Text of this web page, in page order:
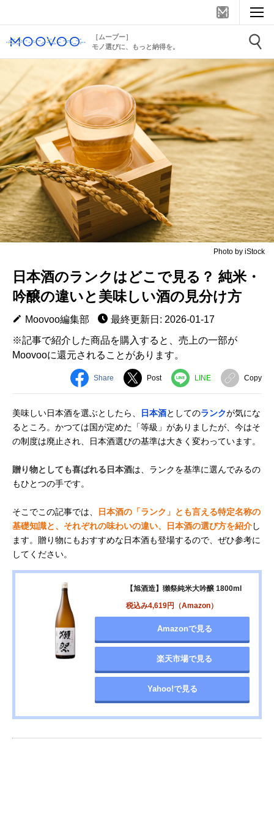
［ムーブー］
モノ選びに、もっと納得を。
Photo by iStock
日本酒のランクはどこで見る？ 純米・
吟醸の違いと美味しい酒の見分け方
Moovoo編集部
最終更新日: 2026-01-17
※記事で紹介した商品を購入すると、売上の一部が
Moovooに還元されることがあります。
Share Post LINE Copy
美味しい日本酒を選ぶとしたら、 日本酒としてのランクが気にな
るところ。かつては国が定めた「等級」がありましたが、今はそ
の制度は廃止され、日本酒選びの基準は大きく変わっています。
贈り物としても喜ばれる日本酒は、ランクを基準に選んでみるの
もひとつの手です。
そこでこの記事では、
日本酒の「ランク」とも言える特定名称の
基礎知識と、それぞれの味わいの違い、日本酒の選び方を紹介し
ます。贈り物にもおすすめな日本酒も登場するので、ぜひ参考に
してください。
【旭酒造】獺祭純米大吟醸 1800ml
税込み4,619円（Amazon）
Amazonで見る
楽天市場で見る
Yahoo!で見る